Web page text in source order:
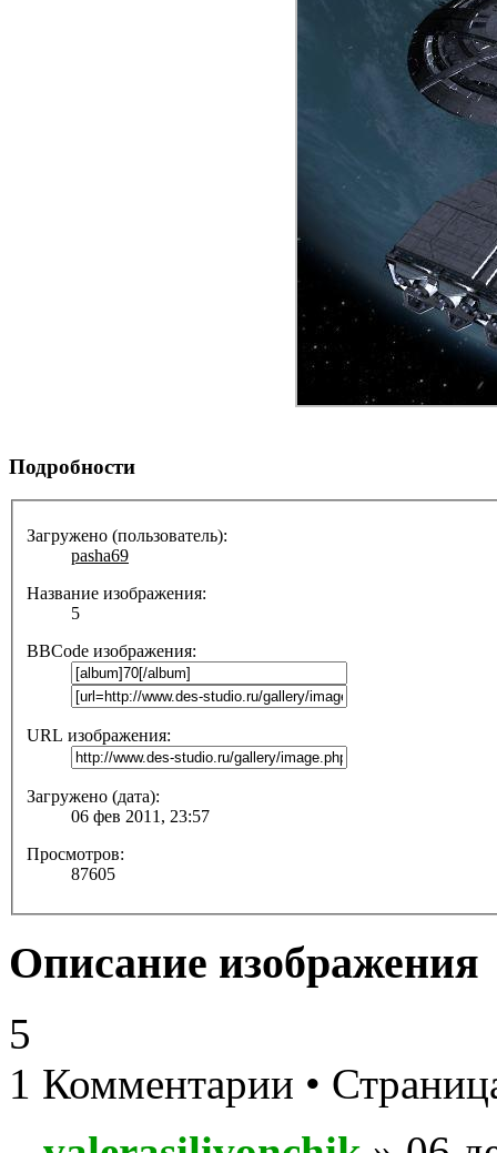
Подробности
Загружено (пользователь):
pasha69
Название изображения:
5
BBCode изображения:
URL изображения:
Загружено (дата):
06 фев 2011, 23:57
Просмотров:
87605
Описание изображения
5
1 Комментарии •